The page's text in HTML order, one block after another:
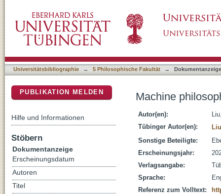
Universitätsbibliographie → 5 Philosophische Fakultät → Dokumentanzeige
Machine
Autor(en):
Tübinger Autor(en):
Sonstige Beteiligte:
Erscheinungsjahr:
Verlagsangabe:
Sprache:
Referenz zum Volltext:
PUBLIKATION MELDEN
Hilfe und Informationen
Stöbern
Dokumentanzeige
Erscheinungsdatum
Autoren
Titel